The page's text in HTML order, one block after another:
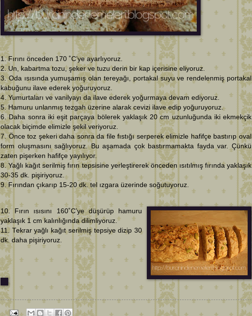
1. Fırını önceden 170 ˚C’ye ayarlıyoruz.
2. Un, kabartma tozu, şeker ve tuzu derin bir kap içerisine eliyoruz.
3. Oda ısısında yumuşamış olan tereyağı, portakal suyu ve rendelenmiş portakal
kabuğunu ilave ederek yoğuruyoruz.
4. Yumurtaları ve vanilyayı da ilave ederek yoğurmaya devam ediyoruz.
5. Hamuru unlanmış tezgah üzerine alarak cevizi ilave edip yoğuruyoruz.
6. Daha sonra iki eşit parçaya bölerek yaklaşık 20 cm uzunluğunda iki ekmekçik
olacak biçimde elimizle şekil veriyoruz.
7. Önce toz şekeri daha sonra da file fıstığı serperek elimizle hafifçe bastırıp oval
form oluşmasını sağlıyoruz. Bu aşamada çok bastırmamakta fayda var. Çünkü
zaten pişerken hafifçe yayılıyor.
8. Yağlı kağıt serilmiş fırın tepsisine yerleştirerek önceden ısıtılmış fırında yaklaşık
30-35 dk. pişiriyoruz.
9. Fırından çıkarıp 15-20 dk. tel ızgara üzerinde soğutuyoruz.
10. Fırın ısısını 160˚C’ye düşürüp hamuru
yaklaşık 1 cm kalınlığında dilimliyoruz.
11. Tekrar yağlı kağıt serilmiş tepsiye dizip 30
dk. daha pişiriyoruz.